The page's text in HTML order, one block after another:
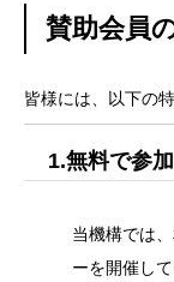
賛助会員
皆様には、以下の
1.無料で参
当機構では
ーを開催し